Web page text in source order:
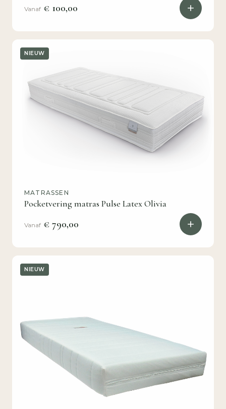
Vanaf € 100,00
NIEUW
MATRASSEN
Pocketvering matras Pulse Latex Olivia
Vanaf € 790,00
NIEUW